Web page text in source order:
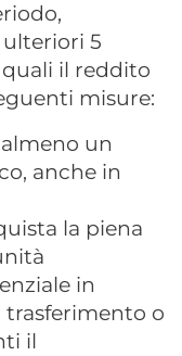
ulteriori 5
il reddito
misure:
un
anche in
la piena
in
trasferimento o
il